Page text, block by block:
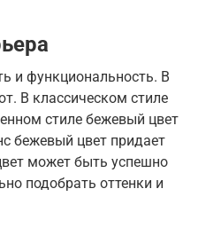
и функциональность. В
В классическом стиле
стиле бежевый цвет
бежевый цвет придает
может быть успешно
подобрать оттенки и